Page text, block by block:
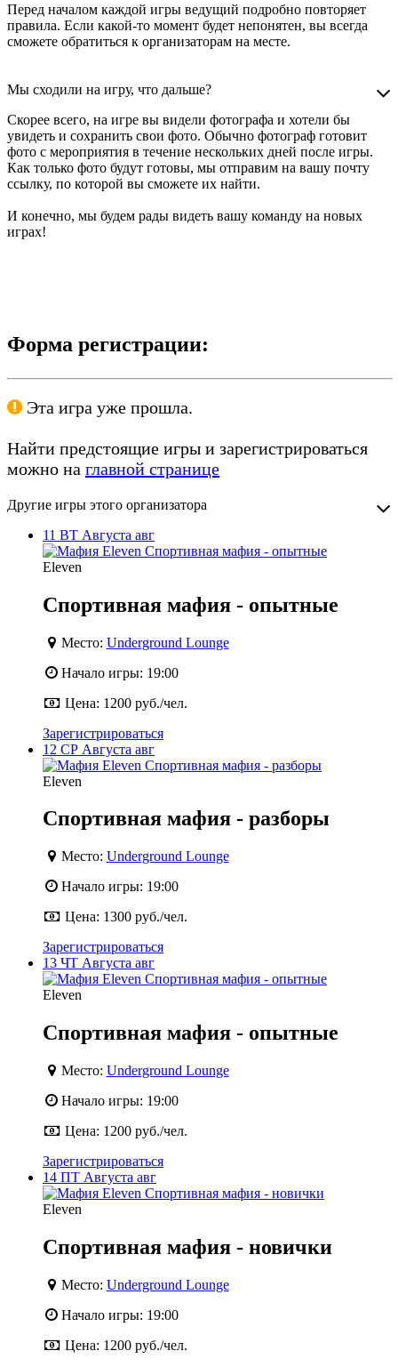
Перед началом каждой игры ведущий подробно повторяет
правила. Если какой-то момент будет непонятен, вы всегда
сможете обратиться к организаторам на месте.
Мы сходили на игру, что дальше?
Скорее всего, на игре вы видели фотографа и хотели бы
увидеть и сохранить свои фото. Обычно фотограф готовит
фото с мероприятия в течение нескольких дней после игры.
Как только фото будут готовы, мы отправим на вашу почту
ссылку, по которой вы сможете их найти.
И конечно, мы будем рады видеть вашу команду на новых
играх!
Форма регистрации:
Эта игра уже прошла.
Найти предстоящие игры и зарегистрироваться
можно на главной странице
Другие игры этого организатора
11 ВТ Августа авг
Eleven
Спортивная мафия - опытные
Место: Underground Lounge
Начало игры: 19:00
Цена: 1200 руб./чел.
Зарегистрироваться
12 СР Августа авг
Eleven
Спортивная мафия - разборы
Место: Underground Lounge
Начало игры: 19:00
Цена: 1300 руб./чел.
Зарегистрироваться
13 ЧТ Августа авг
Eleven
Спортивная мафия - опытные
Место: Underground Lounge
Начало игры: 19:00
Цена: 1200 руб./чел.
Зарегистрироваться
14 ПТ Августа авг
Eleven
Спортивная мафия - новички
Место: Underground Lounge
Начало игры: 19:00
Цена: 1200 руб./чел.